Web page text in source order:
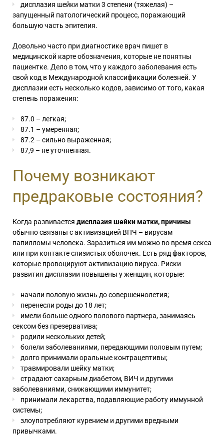
дисплазия шейки матки 3 степени (тяжелая) –
запущенный патологический процесс, поражающий
большую часть эпителия.
Довольно часто при диагностике врач пишет в
медицинской карте обозначения, которые не понятны
пациентке. Дело в том, что у каждого заболевания есть
свой код в Международной классификации болезней. У
дисплазии есть несколько кодов, зависимо от того, какая
степень поражения:
87.0 – легкая;
87.1 – умеренная;
87.2 – сильно выраженная;
87,9 – не уточненная.
Почему возникают
предраковые состояния?
Когда развивается дисплазия шейки матки, причины
обычно связаны с активизацией ВПЧ – вирусам
папилломы человека. Заразиться им можно во время секса
или при контакте слизистых оболочек. Есть ряд факторов,
которые провоцируют активизацию вируса. Риски
развития дисплазии повышены у женщин, которые:
начали половую жизнь до совершеннолетия;
перенесли роды до 18 лет;
имели больше одного полового партнера, занимаясь
сексом без презерватива;
родили нескольких детей;
болели заболеваниями, передающими половым путем;
долго принимали оральные контрацептивы;
травмировали шейку матки;
страдают сахарным диабетом, ВИЧ и другими
заболеваниями, снижающими иммунитет;
принимали лекарства, подавляющие работу иммунной
системы;
злоупотребляют курением и другими вредными
привычками.